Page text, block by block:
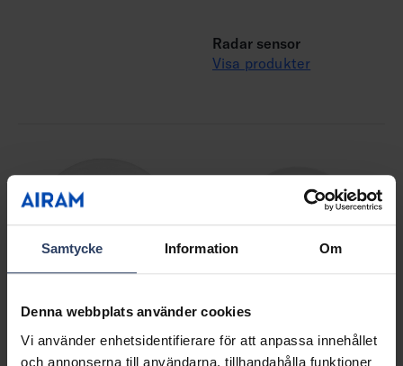
Samtycke Information Om
Denna webbplats använder cookies
Vi använder enhetsidentifierare för att anpassa innehållet
och annonserna till användarna, tillhandahålla funktioner
Radar sensor
Visa produkter